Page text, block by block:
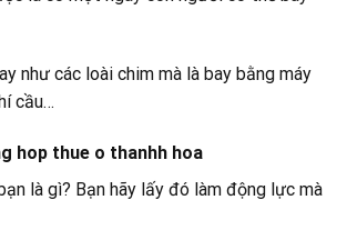
như các loài chim mà là bay bằng máy
cầu…
hop thue o thanhh hoa
là gì? Bạn hãy lấy đó làm động lực mà